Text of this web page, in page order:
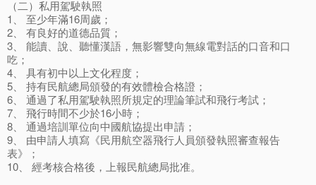
（二）私用駕駛執照
1、 至少年滿16周歲；
2、 有良好的道德品質；
3、 能讀、說、聽懂漢語，無影響雙向無線電對話的口音和口
吃；
4、 具有初中以上文化程度；
5、 持有民航總局頒發的有效體檢合格證；
6、 通過了私用駕駛執照所規定的理論筆試和飛行考試；
7、 飛行時間不少於16小時；
8、 通過培訓單位向中國航協提出申請；
9、 由申請人填寫《民用航空器飛行人員頒發執照審查報告
表》；
10、 經考核合格後，上報民航總局批准。